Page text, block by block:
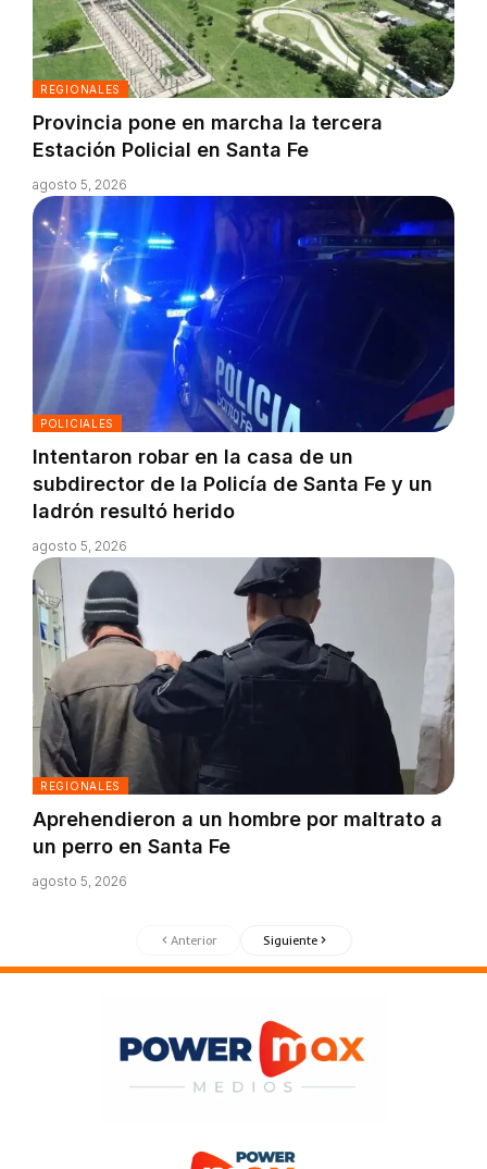
REGIONALES
Provincia pone en marcha la tercera
Estación Policial en Santa Fe
agosto 5, 2026
POLICIALES
Intentaron robar en la casa de un
subdirector de la Policía de Santa Fe y un
ladrón resultó herido
agosto 5, 2026
REGIONALES
Aprehendieron a un hombre por maltrato a
un perro en Santa Fe
agosto 5, 2026
Anterior Siguiente